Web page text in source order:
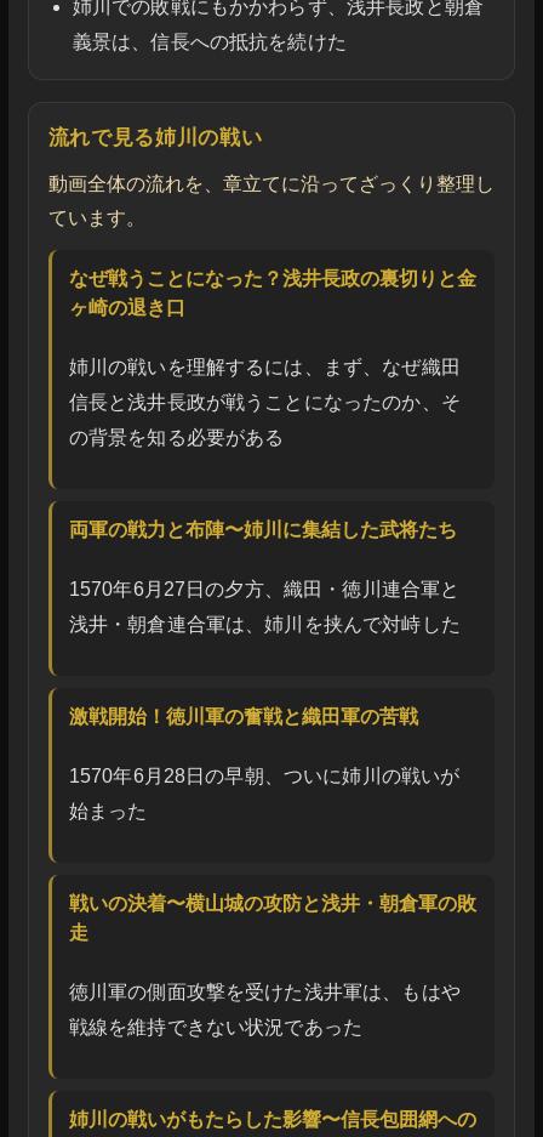
姉川での敗戦にもかかわらず、浅井長政と朝倉
義景は、信長への抵抗を続けた
流れで見る姉川の戦い
動画全体の流れを、章立てに沿ってざっくり整理し
ています。
なぜ戦うことになった？浅井長政の裏切りと金
ヶ崎の退き口
姉川の戦いを理解するには、まず、なぜ織田
信長と浅井長政が戦うことになったのか、そ
の背景を知る必要がある
両軍の戦力と布陣〜姉川に集結した武将たち
1570年6月27日の夕方、織田・徳川連合軍と
浅井・朝倉連合軍は、姉川を挟んで対峙した
激戦開始！徳川軍の奮戦と織田軍の苦戦
1570年6月28日の早朝、ついに姉川の戦いが
始まった
戦いの決着〜横山城の攻防と浅井・朝倉軍の敗
走
徳川軍の側面攻撃を受けた浅井軍は、もはや
戦線を維持できない状況であった
姉川の戦いがもたらした影響〜信長包囲網への